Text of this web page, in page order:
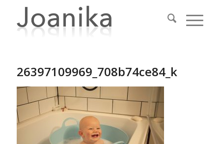
26397109969_708b74ce84_k